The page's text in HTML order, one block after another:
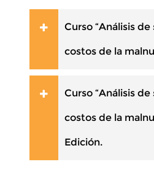
Curso “Análisis
costos de la
Curso “Análisis
costos de la
Edición.